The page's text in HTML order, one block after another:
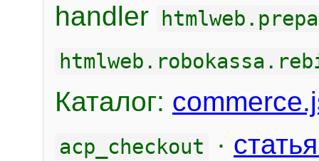
handler
Каталог:
acp_checkout ·